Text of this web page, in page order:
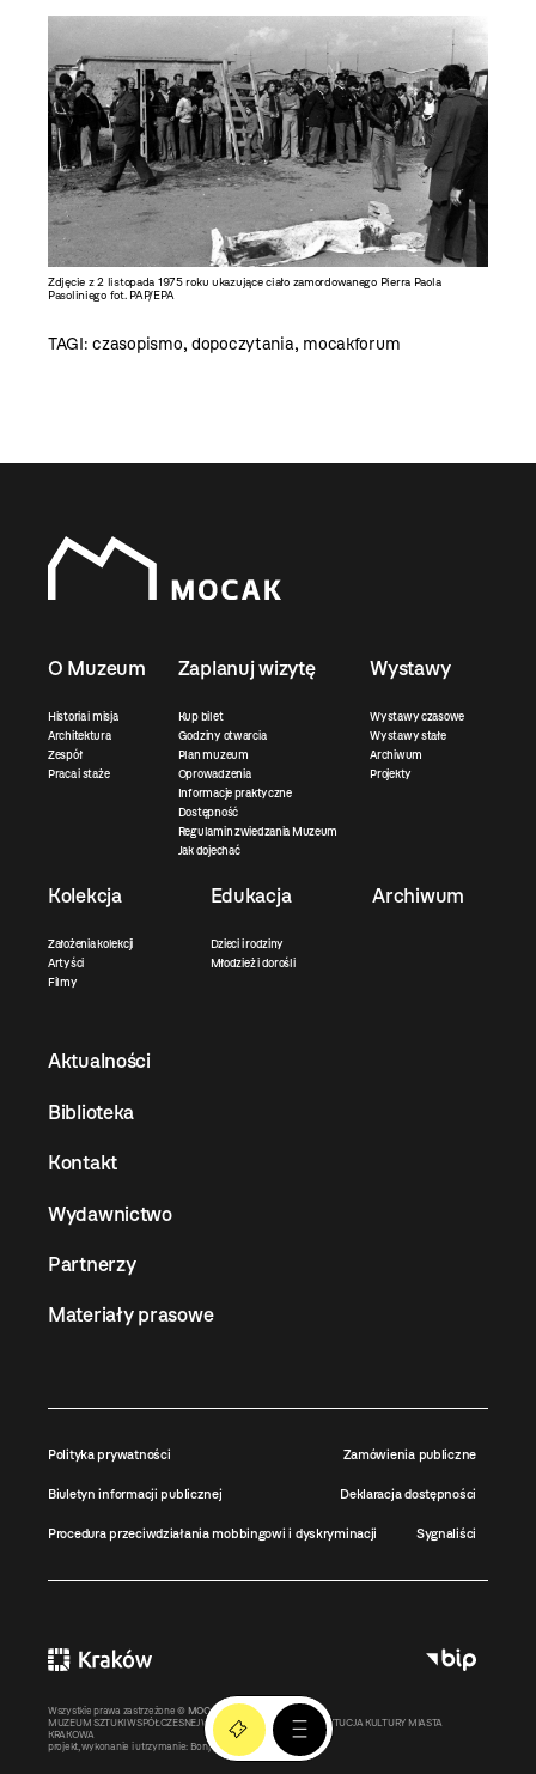
Zdjęcie z 2 listopada 1975 roku ukazujące ciało zamordowanego Pierra Paola
Pasoliniego fot. PAP/EPA
TAGI:czasopismo, dopoczytania, mocakforum
O Muzeum
Historia i misja
Architektura
Zespół
Praca i staże
Zaplanuj wizytę
Kup bilet
Godziny otwarcia
Plan muzeum
Oprowadzenia
Informacje praktyczne
Dostępność
Regulamin zwiedzania Muzeum
Jak dojechać
Wystawy
Wystawy czasowe
Wystawy stałe
Archiwum
Projekty
Kolekcja
Założenia kolekcji
Artyści
Filmy
Edukacja
Dzieci i rodziny
Młodzież i dorośli
Archiwum
Aktualności
Biblioteka
Kontakt
Wydawnictwo
Partnerzy
Materiały prasowe
Polityka prywatności Zamówienia publiczne
Biuletyn informacji publicznej Deklaracja dostępności
Procedura przeciwdziałania mobbingowi i dyskryminacji Sygnaliści
Wszystkie prawa zastrzeżone © MOCAK2011-2026
MUZEUM SZTUKI WSPÓŁCZESNEJ W KRAKOWIE MOCAK – INSTYTUCJA KULTURY MIASTA
KRAKOWA
projekt, wykonanie i utrzymanie: Bonjour.pl